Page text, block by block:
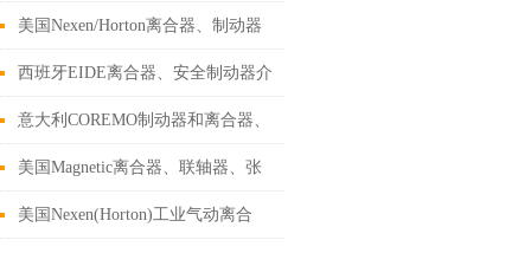
介绍
美国Nexen/Horton离合器、制动器
介绍
西班牙EIDE离合器、安全制动器介
绍
意大利COREMO制动器和离合器、
气动抱闸介绍
美国Magnetic离合器、联轴器、张
力控制器介绍
美国Nexen(Horton)工业气动离合